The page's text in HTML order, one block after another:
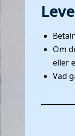
Om
eller
Vad